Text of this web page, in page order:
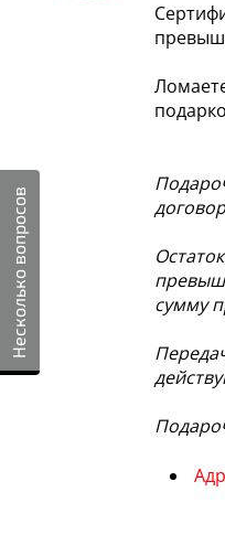
Несколько вопросов
сумму